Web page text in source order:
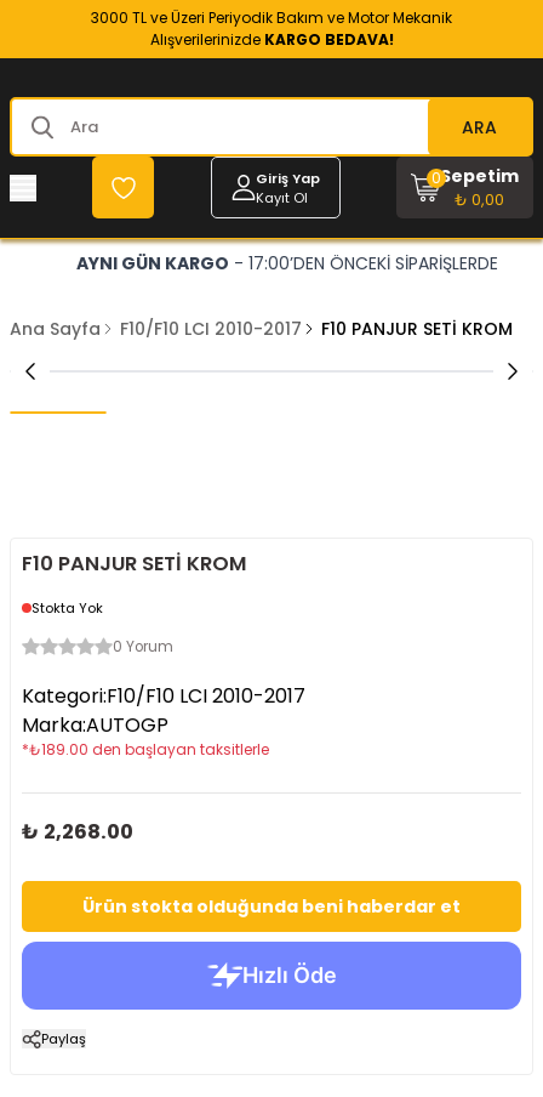
3000 TL ve Üzeri Periyodik Bakım ve Motor Mekanik
Alışverilerinizde KARGO BEDAVA!
ARA
Giriş Yap
Kayıt Ol
Sepetim
₺ 0,00
0
AYNI GÜN KARGO - 17:00’DEN ÖNCEKİ SİPARİŞLERDE
Ana Sayfa F10/F10 LCI 2010-2017 F10 PANJUR SETİ KROM
F10 PANJUR SETİ KROM
Stokta Yok
0 Yorum
Kategori:F10/F10 LCI 2010-2017
Marka:AUTOGP
*₺189.00 den başlayan taksitlerle
₺ 2,268.00
Ürün stokta olduğunda beni haberdar et
Paylaş